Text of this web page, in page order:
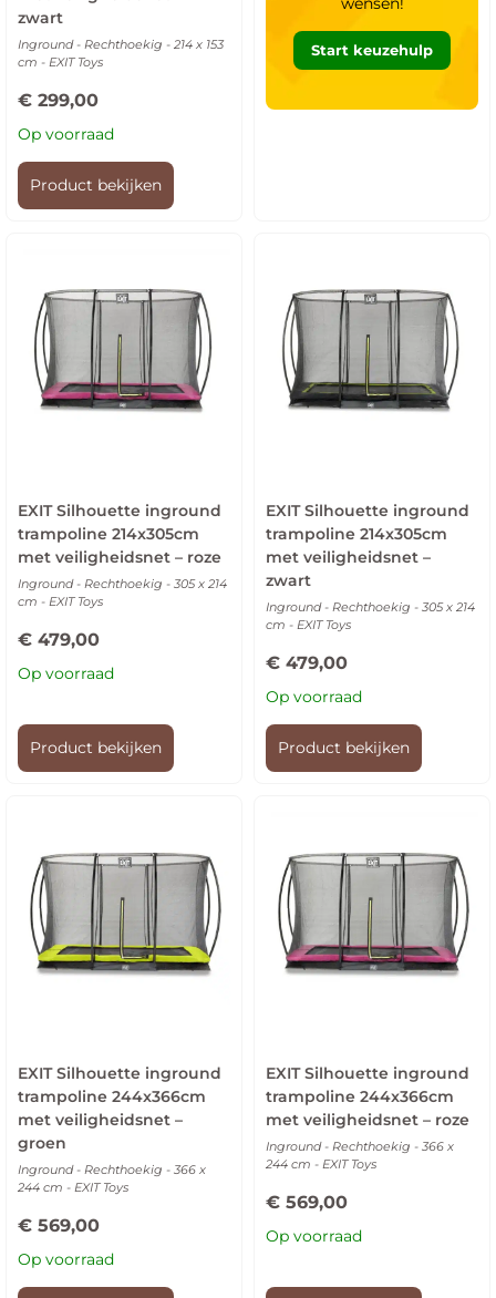
zwart
Inground - Rechthoekig - 214 x 153
cm - EXIT Toys
€ 299,00
Op voorraad
Product bekijken
Start keuzehulp
EXIT Silhouette inground
trampoline 214x305cm
met veiligheidsnet – roze
Inground - Rechthoekig - 305 x 214
cm - EXIT Toys
€ 479,00
Op voorraad
Product bekijken
EXIT Silhouette inground
trampoline 214x305cm
met veiligheidsnet –
zwart
Inground - Rechthoekig - 305 x 214
cm - EXIT Toys
€ 479,00
Op voorraad
Product bekijken
EXIT Silhouette inground
trampoline 244x366cm
met veiligheidsnet –
groen
Inground - Rechthoekig - 366 x
244 cm - EXIT Toys
€ 569,00
Op voorraad
EXIT Silhouette inground
trampoline 244x366cm
met veiligheidsnet – roze
Inground - Rechthoekig - 366 x
244 cm - EXIT Toys
€ 569,00
Op voorraad